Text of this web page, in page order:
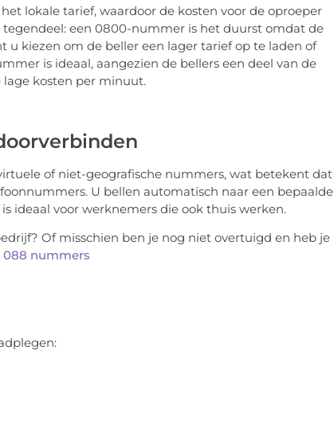
lokale tarief, waardoor de kosten voor de oproeper
een 0800-nummer is het duurst omdat de
kiezen om de beller een lager tarief op te laden of
is ideaal, aangezien de bellers een deel van de
kosten per minuut.
of niet-geografische nummers, wat betekent dat
U bellen automatisch naar een bepaalde
ideaal voor werknemers die ook thuis werken.
Of misschien ben je nog niet overtuigd en heb je
088 nummers